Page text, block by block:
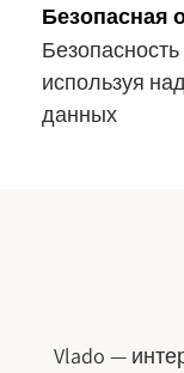
Безопасная
используя
данных
Vlado —